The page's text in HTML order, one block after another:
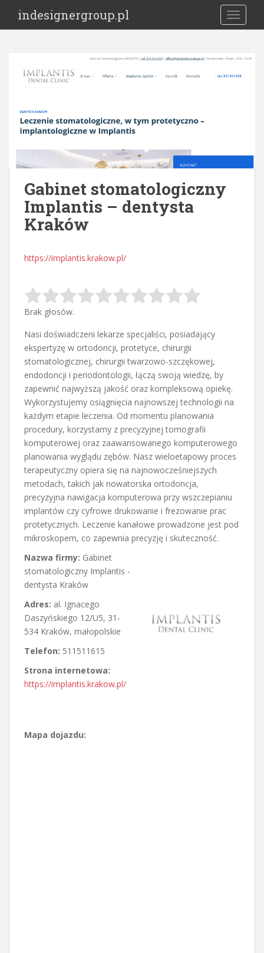
i
indesignergroup.pl
Gabinet stomatologiczny
Implantis – dentysta
Kraków
https://implantis.krakow.pl/
Brak głosów.
Nasi doświadczeni lekarze specjaliści, posiadający
ekspertyzę w ortodoncji, protetyce, chirurgii
stomatologicznej, chirurgii twarzowo-szczękowej,
endodoncji i periodontologii, łączą swoją wiedzę, by
zapewnić najwyższą jakość oraz kompleksową opiekę.
Wykorzystujemy osiągnięcia najnowszej technologii na
każdym etapie leczenia. Od momentu planowania
procedury, korzystamy z precyzyjnej tomografii
komputerowej oraz zaawansowanego komputerowego
planowania wyglądu zębów. Nasz wieloetapowy proces
terapeutyczny opiera się na najnowocześniejszych
metodach, takich jak nowatorska ortodoncja,
precyzyjna nawigacja komputerowa przy wszczepianiu
implantów czy cyfrowe drukowanie i frezowanie prac
protetycznych. Leczenie kanałowe prowadzone jest pod
mikroskopem, co zapewnia precyzję i skuteczność.
Nazwa firmy: Gabinet
stomatologiczny Implantis -
dentysta Kraków
Adres: al. Ignacego
Daszyńskiego 12/U5, 31-
534 Kraków, małopolskie
Telefon: 511511615
Strona internetowa:
https://implantis.krakow.pl/
Mapa dojazdu: